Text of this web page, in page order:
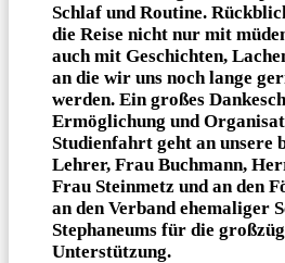
Schlaf und Routine.
die Reise nicht nur mit
auch mit Geschichten,
an die wir uns noch lange
werden. Ein großes
Ermöglichung und
Studienfahrt geht an unsere
Lehrer, Frau Buchmann,
Frau Steinmetz und an den
an den Verband ehemaliger
Stephaneums für die
Unterstützung.